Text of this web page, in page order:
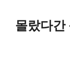
몰랐다간